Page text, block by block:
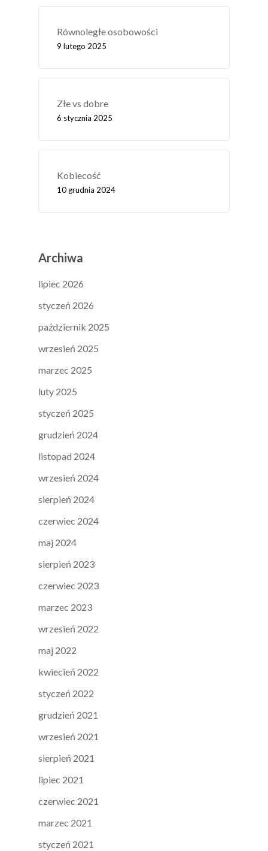
Równoległe osobowości
9 lutego 2025
Złe vs dobre
6 stycznia 2025
Kobiecość
10 grudnia 2024
Archiwa
lipiec 2026
styczeń 2026
październik 2025
wrzesień 2025
marzec 2025
luty 2025
styczeń 2025
grudzień 2024
listopad 2024
wrzesień 2024
sierpień 2024
czerwiec 2024
maj 2024
sierpień 2023
czerwiec 2023
marzec 2023
wrzesień 2022
maj 2022
kwiecień 2022
styczeń 2022
grudzień 2021
wrzesień 2021
sierpień 2021
lipiec 2021
czerwiec 2021
marzec 2021
styczeń 2021